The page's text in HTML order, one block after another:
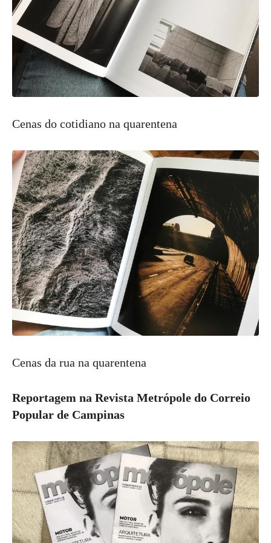
Cenas do cotidiano na quarentena
Cenas da rua na quarentena
Reportagem na Revista Metrópole do Correio
Popular de Campinas